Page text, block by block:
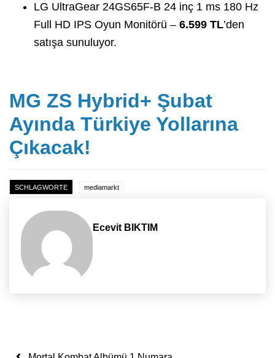
LG UltraGear 24GS65F-B 24 inç 1 ms 180 Hz
Full HD IPS Oyun Monitörü – 6.599 TL’den
satışa sunuluyor.
MG ZS Hybrid+ Şubat
Ayında Türkiye Yollarına
Çıkacak!
SCHLAGWORTE mediamarkt
Ecevit BIKTIM